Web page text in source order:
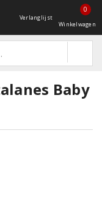
Verlanglijst
0
Winkelwagen
Baby